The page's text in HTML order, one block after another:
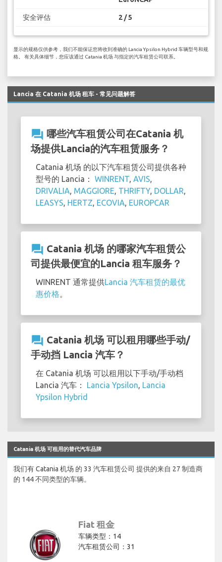
安全评估 2 / 5
显示的规格仅供参考，我们不能保证您将收到准确的 Lancia Ypsilon Hybrid 车辆型号和规
格。 有关具体细节，您应该通过 Catania 机场 与指定的汽车租赁公司联系。
Lancia 在 Catania 机场 租车 - 常见问题解答
question_answer 哪些汽车租赁公司在Catania 机
场提供Lancia的汽车租赁服务？
Catania 机场 的以下汽车租赁公司提供各种
型号的 Lancia： WINRENT, AVIS,
DRIVALIA, MAGGIORE, THRIFTY, DOLLAR,
LEASYS, HERTZ, ECOVIA, EUROPCAR
question_answer Catania 机场 的哪家汽车租赁公
司提供最便宜的Lancia 租车服务？
WINRENT 通常提供Lancia 汽车租赁的最优
惠价格。
question_answer Catania 机场 可以租用哪些手动/
手动挡 Lancia 汽车？
在 Catania 机场 可以租用以下手动/手动档
Lancia 汽车： Lancia Ypsilon, Lancia
Ypsilon Hybrid
Catania 机场 可租用的替代汽车品牌
我们有 Catania 机场 的 33 汽车租赁公司 提供的来自 27 制造商
的 144 不同类型的车辆。
Fiat 租金
车辆类型：14
汽车租赁公司：31